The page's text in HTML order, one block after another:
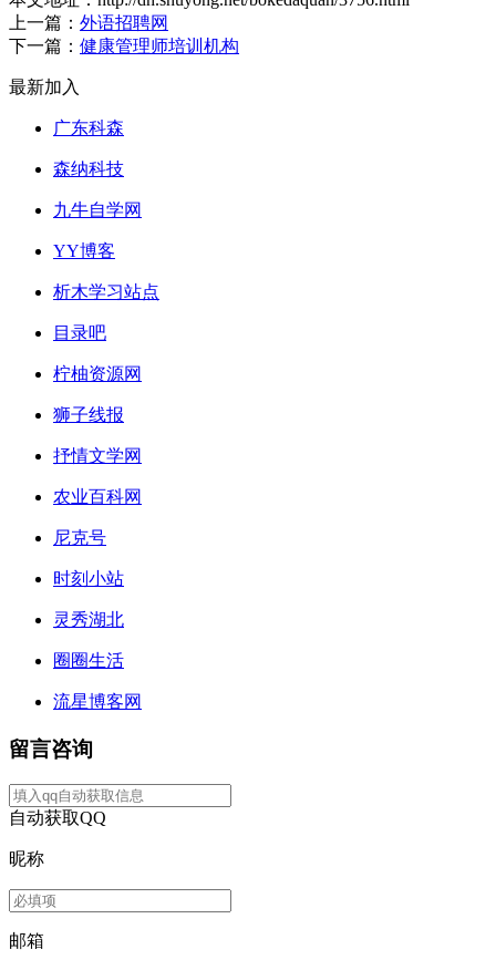
上一篇： 外语招聘网
下一篇： 健康管理师培训机构
最新加入
广东科森
森纳科技
九牛自学网
YY博客
析木学习站点
目录吧
柠柚资源网
狮子线报
抒情文学网
农业百科网
尼克号
时刻小站
灵秀湖北
圈圈生活
流星博客网
留言咨询
自动获取QQ
昵称
邮箱